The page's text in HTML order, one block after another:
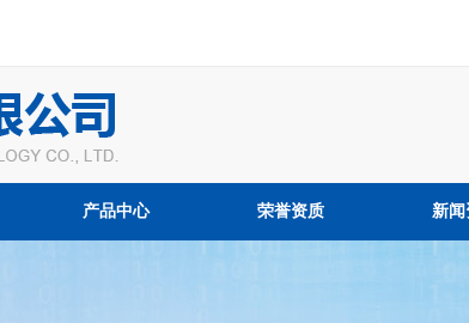
产品中心 荣誉资质 新闻